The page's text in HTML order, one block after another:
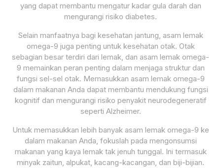
yang dapat membantu mengatur kadar gula darah dan
mengurangi risiko diabetes.
Selain manfaatnya bagi kesehatan jantung, asam lemak
omega-9 juga penting untuk kesehatan otak. Otak
sebagian besar terdiri dari lemak, dan asam lemak omega-
9 memainkan peran penting dalam menjaga struktur dan
fungsi sel-sel otak. Memasukkan asam lemak omega-9
dalam makanan Anda dapat membantu mendukung fungsi
kognitif dan mengurangi risiko penyakit neurodegeneratif
seperti Alzheimer.
Untuk memasukkan lebih banyak asam lemak omega-9 ke
dalam makanan Anda, fokuslah pada mengonsumsi
makanan yang kaya lemak tak jenuh tunggal. Ini termasuk
minyak zaitun, alpukat, kacang-kacangan, dan biji-bijian.